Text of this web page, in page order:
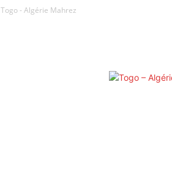
Togo - Algérie Mahrez